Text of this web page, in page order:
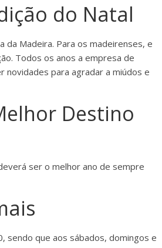
do Natal
da Madeira. Para os madeirenses, e
Todos os anos a empresa de
novidades para agradar a miúdos e
Destino
ser o melhor ano de sempre
sendo que aos sábados, domingos e